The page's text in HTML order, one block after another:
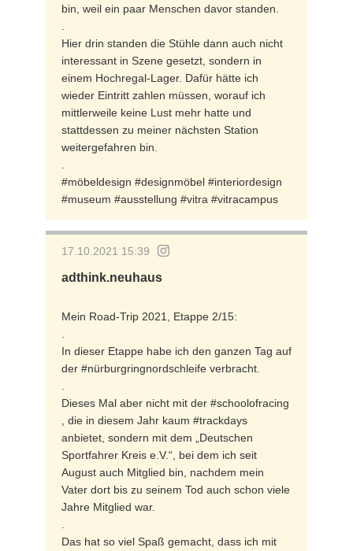
bin, weil ein paar Menschen davor standen.
Hier drin standen die Stühle dann auch nicht
interessant in Szene gesetzt, sondern in
einem Hochregal-Lager. Dafür hätte ich
wieder Eintritt zahlen müssen, worauf ich
mittlerweile keine Lust mehr hatte und
stattdessen zu meiner nächsten Station
weitergefahren bin.
#möbeldesign #designmöbel #interiordesign
#museum #ausstellung #vitra #vitracampus
17.10.2021 15:39
adthink.neuhaus
Mein Road-Trip 2021, Etappe 2/15:
In dieser Etappe habe ich den ganzen Tag auf
der #nürburgringnordschleife verbracht.
Dieses Mal aber nicht mit der #schoolofracing
, die in diesem Jahr kaum #trackdays
anbietet, sondern mit dem „Deutschen
Sportfahrer Kreis e.V.“, bei dem ich seit
August auch Mitglied bin, nachdem mein
Vater dort bis zu seinem Tod auch schon viele
Jahre Mitglied war.
Das hat so viel Spaß gemacht, dass ich mit